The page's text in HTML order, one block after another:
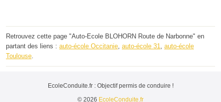
Retrouvez cette page "Auto-Ecole BLOHORN Route de Narbonne" en
partant des liens : auto-école Occitanie auto-école 31
auto-école
Toulouse
EcoleConduite.fr : Objectif permis de conduire !
© 2026 EcoleConduite.fr